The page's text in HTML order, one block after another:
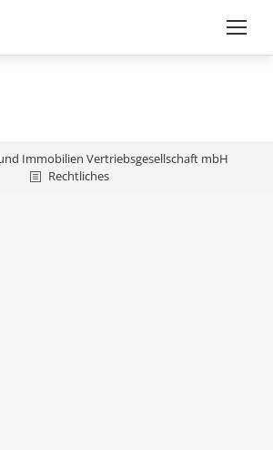
Immobilien Vertriebsgesellschaft mbH
Rechtliches